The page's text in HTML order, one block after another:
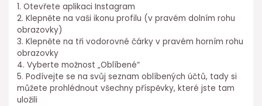
1. Otevřete aplikaci Instagram
2. Klepněte na vaši ikonu profilu (v pravém dolním rohu
obrazovky)
3. Klepněte na tři vodorovné čárky v pravém horním rohu
obrazovky
4. Vyberte možnost „Oblíbené“
5. Podívejte se na svůj seznam oblíbených účtů, tady si
můžete prohlédnout všechny příspěvky, které jste tam
uložili